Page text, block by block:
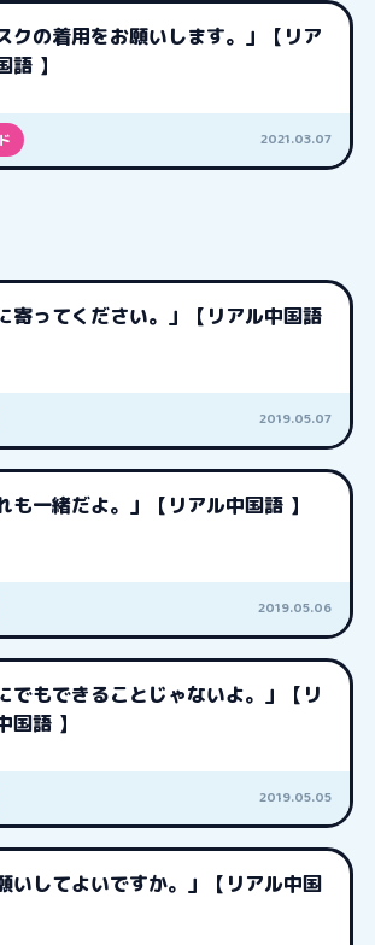
クの着用をお願いします。」【リア
語 】
2021.03.07
寄ってください。」【リアル中国語
2019.05.07
も一緒だよ。」【リアル中国語 】
2019.05.06
でもできることじゃないよ。」【リ
国語 】
2019.05.05
いしてよいですか。」【リアル中国